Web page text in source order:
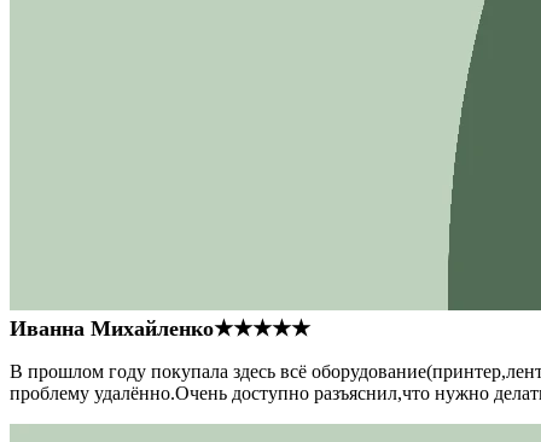
Иванна Михайленко★★★★★
В прошлом году покупала здесь всё
проблему удалённо.Очень доступно разъяснил,что нужно